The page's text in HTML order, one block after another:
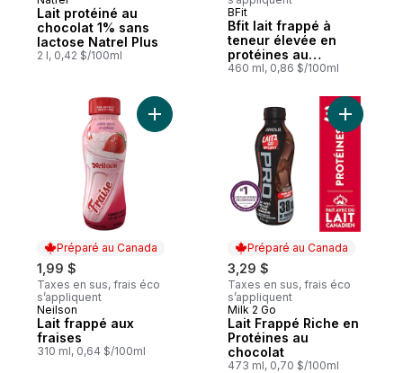
Lait protéiné au
chocolat 1% sans
lactose Natrel Plus
2 l, 0,42 $/100ml
Préparé au Canada
BFit
Bfit lait frappé à
teneur élevée en
protéines au
chocolat
460 ml, 0,86 $/100ml
Préparé au Canada
1,99 $
Taxes en sus, frais éco
s’appliquent
Préparé au Canada
Neilson
Lait frappé aux
fraises
310 ml, 0,64 $/100ml
Ajouter Lait frappé aux fraises au panier
Préparé au Canada
3,29 $
Taxes en sus, frais éco
s’appliquent
Préparé au Canada
Milk 2 Go
Lait Frappé Riche en
Protéines au
chocolat
473 ml, 0,70 $/100ml
Ajouter